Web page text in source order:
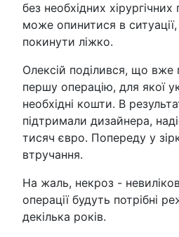
без необхідних
може опинитися в
покинути ліжко.
Олексій поділився, що
першу операцію, для якої
необхідні кошти. В
підтримали дизайнера,
тисяч євро. Попереду у
втручання.
На жаль, некроз -
операції будуть потрібні
декілька років.